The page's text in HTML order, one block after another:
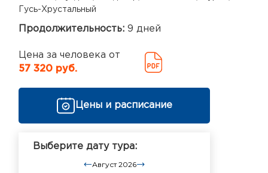
Гусь-Хрустальный
Продолжительность: 9 дней
Цена за человека от
57 320 руб.
Цены и расписание
Выберите дату тура:
Август 2026